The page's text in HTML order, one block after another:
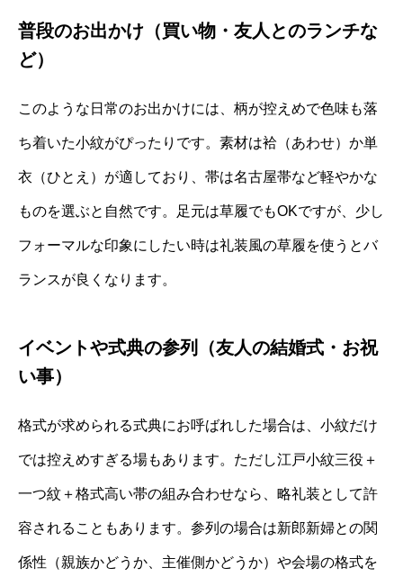
普段のお出かけ（買い物・友人とのランチな
ど）
このような日常のお出かけには、柄が控えめで色味も落
ち着いた小紋がぴったりです。素材は袷（あわせ）か単
衣（ひとえ）が適しており、帯は名古屋帯など軽やかな
ものを選ぶと自然です。足元は草履でもOKですが、少し
フォーマルな印象にしたい時は礼装風の草履を使うとバ
ランスが良くなります。
イベントや式典の参列（友人の結婚式・お祝
い事）
格式が求められる式典にお呼ばれした場合は、小紋だけ
では控えめすぎる場もあります。ただし江戸小紋三役＋
一つ紋＋格式高い帯の組み合わせなら、略礼装として許
容されることもあります。参列の場合は新郎新婦との関
係性（親族かどうか、主催側かどうか）や会場の格式を